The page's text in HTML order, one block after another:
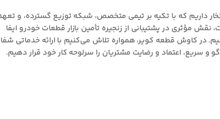
داریم که با تکیه بر تیمی متخصص، شبکه توزیع گسترده، و
نقش مؤثری در پشتیبانی از زنجیره تأمین بازار قطعات خودرو ایفا
در کاوش قطعه کویر، همواره تلاش می‌کنیم با ارائه خدماتی
و سریع، اعتماد و رضایت مشتریان را سرلوحه کار خود قرار دهیم.